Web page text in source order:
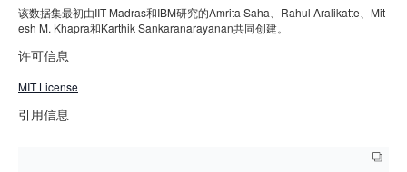
该数据集最初由IIT Madras和IBM研究的Amrita Saha、Rahul Aralikatte、Mit
esh M. Khapra和Karthik Sankaranarayanan共同创建。
许可信息
MIT License
引用信息